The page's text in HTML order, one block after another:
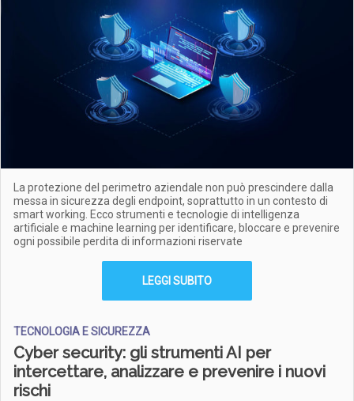
La protezione del perimetro aziendale non può prescindere dalla
messa in sicurezza degli endpoint, soprattutto in un contesto di
smart working. Ecco strumenti e tecnologie di intelligenza
artificiale e machine learning per identificare, bloccare e prevenire
ogni possibile perdita di informazioni riservate
LEGGI SUBITO
TECNOLOGIA E SICUREZZA
Cyber security: gli strumenti AI per
intercettare, analizzare e prevenire i nuovi
rischi